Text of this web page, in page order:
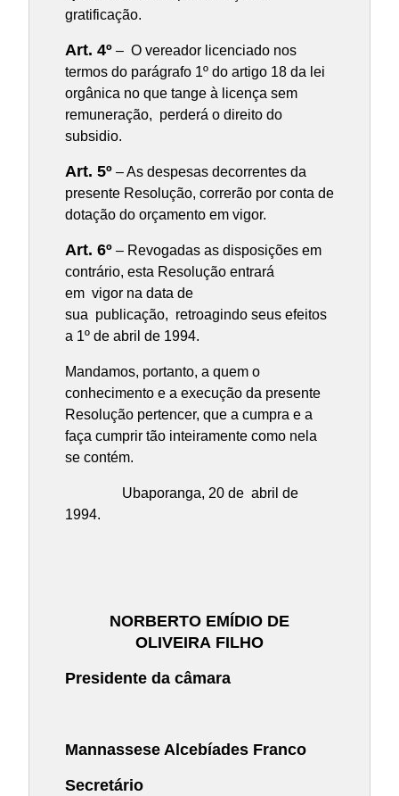
gratificação.
Art. 4º – O vereador licenciado nos
termos do parágrafo 1º do artigo 18 da lei
orgânica no que tange à licença sem
remuneração, perderá o direito do
subsidio.
Art. 5º – As despesas decorrentes da
presente Resolução, correrão por conta de
dotação do orçamento em vigor.
Art. 6º – Revogadas as disposições em
contrário, esta Resolução entrará
em vigor na data de
sua publicação, retroagindo seus efeitos
a 1º de abril de 1994.
Mandamos, portanto, a quem o
conhecimento e a execução da presente
Resolução pertencer, que a cumpra e a
faça cumprir tão inteiramente como nela
se contém.
Ubaporanga, 20 de abril de
1994.
NORBERTO EMÍDIO DE
OLIVEIRA FILHO
Presidente da câmara
Mannassese Alcebíades Franco
Secretário